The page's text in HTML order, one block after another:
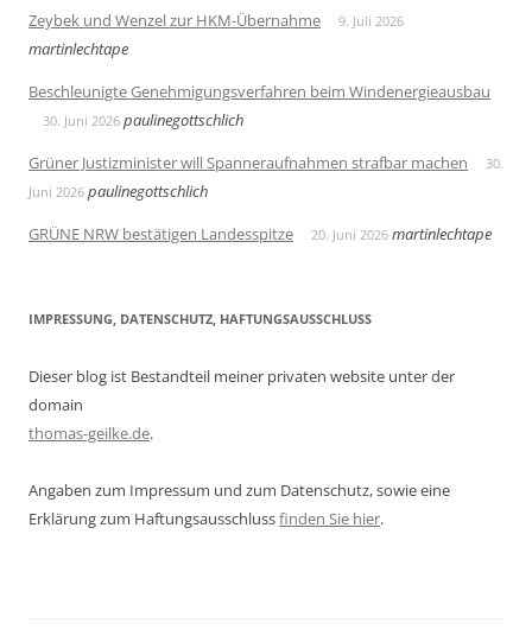
Zeybek und Wenzel zur HKM-Übernahme
9. Juli 2026
martinlechtape
Beschleunigte Genehmigungsverfahren beim Windenergieausbau
30. Juni 2026 paulinegottschlich
Grüner Justizminister will Spanneraufnahmen strafbar machen
30.
Juni 2026 paulinegottschlich
GRÜNE NRW bestätigen Landesspitze
20. Juni 2026 martinlechtape
IMPRESSUNG, DATENSCHUTZ, HAFTUNGSAUSSCHLUSS
Dieser blog ist Bestandteil meiner privaten website unter der
domain
thomas-geilke.de.
Angaben zum Impressum und zum Datenschutz, sowie eine
Erklärung zum Haftungsausschlussfinden Sie hier.